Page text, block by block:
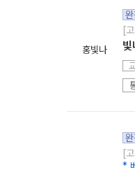
홍빛나
[
[
*